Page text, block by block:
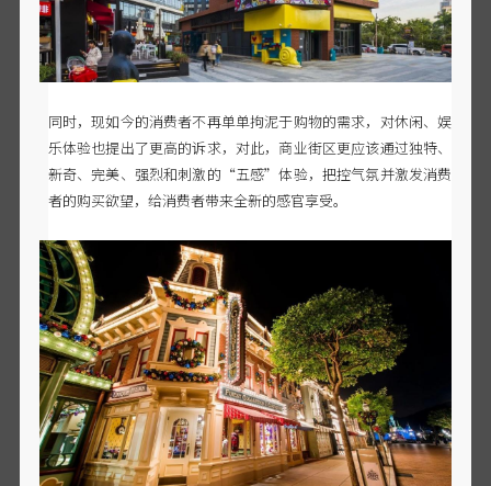
同时，现如今的消费者不再单单拘泥于购物的需求，对休闲、娱
乐体验也提出了更高的诉求，对此，商业街区更应该通过独特、
新奇、完美、强烈和刺激的 “五感”体验，把控气氛并激发消费
者的购买欲望，给消费者带来全新的感官享受。